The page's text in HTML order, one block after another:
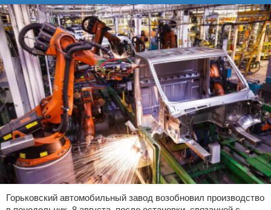
Горьковский автомобильный завод возобновил производство